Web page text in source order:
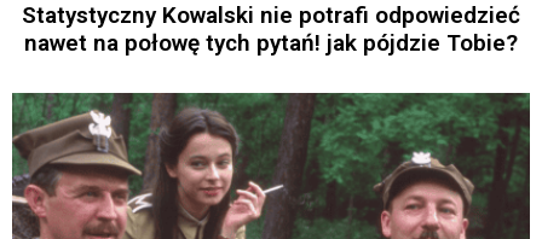
Statystyczny Kowalski nie potrafi odpowiedzieć
nawet na połowę tych pytań! jak pójdzie Tobie?